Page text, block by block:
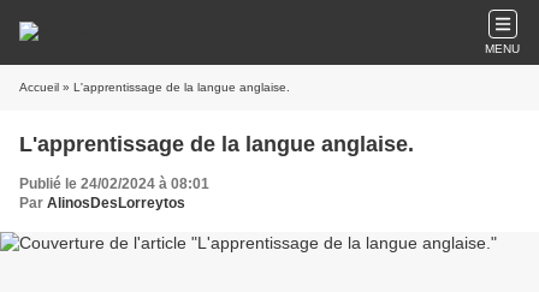
MENU
Accueil » L'apprentissage de la langue anglaise.
L'apprentissage de la langue anglaise.
Publié le 24/02/2024 à 08:01
Par AlinosDesLorreytos